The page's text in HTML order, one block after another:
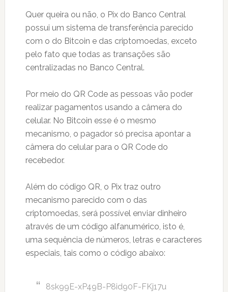
Quer queira ou não, o Pix do Banco Central
possui um sistema de transferência parecido
com o do Bitcoin e das criptomoedas, exceto
pelo fato que todas as transações são
centralizadas no Banco Central.
Por meio do QR Code as pessoas vão poder
realizar pagamentos usando a câmera do
celular. No Bitcoin esse é o mesmo
mecanismo, o pagador só precisa apontar a
câmera do celular para o QR Code do
recebedor.
Além do código QR, o Pix traz outro
mecanismo parecido com o das
criptomoedas, será possível enviar dinheiro
através de um código alfanumérico, isto é,
uma sequência de números, letras e caracteres
especiais, tais como o código abaixo:
8sk99E-xP49B-P8id90F-FKj17u